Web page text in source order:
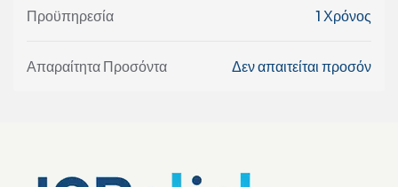
Προϋπηρεσία 1 Χρόνος
Απαραίτητα Προσόντα Δεν απαιτείται προσόν